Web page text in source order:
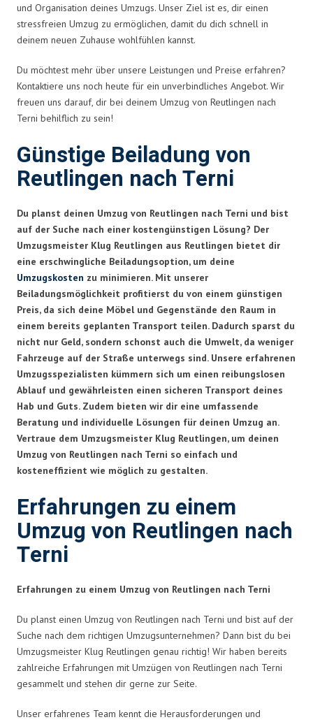
und Organisation deines Umzugs. Unser Ziel ist es, dir einen
stressfreien Umzug zu ermöglichen, damit du dich schnell in
deinem neuen Zuhause wohlfühlen kannst.
Du möchtest mehr über unsere Leistungen und Preise erfahren?
Kontaktiere uns noch heute für ein unverbindliches Angebot. Wir
freuen uns darauf, dir bei deinem Umzug von Reutlingen nach
Terni behilflich zu sein!
Günstige Beiladung von
Reutlingen nach Terni
Du planst deinen Umzug von Reutlingen nach Terni und bist
auf der Suche nach einer kostengünstigen Lösung? Der
Umzugsmeister Klug Reutlingen aus Reutlingen bietet dir
eine erschwingliche Beiladungsoption, um deine
Umzugskosten zu minimieren. Mit unserer
Beiladungsmöglichkeit profitierst du von einem günstigen
Preis, da sich deine Möbel und Gegenstände den Raum in
einem bereits geplanten Transport teilen. Dadurch sparst du
nicht nur Geld, sondern schonst auch die Umwelt, da weniger
Fahrzeuge auf der Straße unterwegs sind. Unsere erfahrenen
Umzugsspezialisten kümmern sich um einen reibungslosen
Ablauf und gewährleisten einen sicheren Transport deines
Hab und Guts. Zudem bieten wir dir eine umfassende
Beratung und individuelle Lösungen für deinen Umzug an.
Vertraue dem Umzugsmeister Klug Reutlingen, um deinen
Umzug von Reutlingen nach Terni so einfach und
kosteneffizient wie möglich zu gestalten.
Erfahrungen zu einem
Umzug von Reutlingen nach
Terni
Erfahrungen zu einem Umzug von Reutlingen nach Terni
Du planst einen Umzug von Reutlingen nach Terni und bist auf der
Suche nach dem richtigen Umzugsunternehmen? Dann bist du bei
Umzugsmeister Klug Reutlingen genau richtig! Wir haben bereits
zahlreiche Erfahrungen mit Umzügen von Reutlingen nach Terni
gesammelt und stehen dir gerne zur Seite.
Unser erfahrenes Team kennt die Herausforderungen und